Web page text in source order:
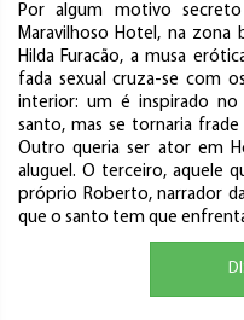
Por algum motivo
Maravilhoso Hotel, na zona
Hilda Furacão, a musa
fada sexual cruza-se com
interior: um é inspirado
santo, mas se tornaria
Outro queria ser ator em
aluguel. O terceiro, aquele
próprio Roberto, narrador
que o santo tem que